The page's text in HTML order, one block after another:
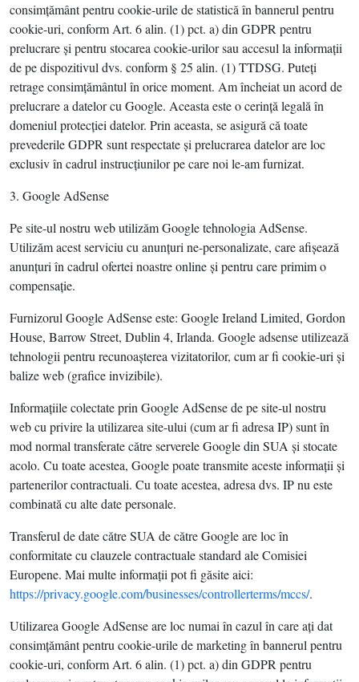
consimţământ pentru cookie-urile de statistică în bannerul pentru
cookie-uri, conform Art. 6 alin. (1) pct. a) din GDPR pentru
prelucrare şi pentru stocarea cookie-urilor sau accesul la informaţii
de pe dispozitivul dvs. conform § 25 alin. (1) TTDSG. Puteţi
retrage consimţământul în orice moment. Am încheiat un acord de
prelucrare a datelor cu Google. Aceasta este o cerinţă legală în
domeniul protecţiei datelor. Prin aceasta, se asigură că toate
prevederile GDPR sunt respectate şi prelucrarea datelor are loc
exclusiv în cadrul instrucţiunilor pe care noi le-am furnizat.
3. Google AdSense
Pe site-ul nostru web utilizăm Google tehnologia AdSense.
Utilizăm acest serviciu cu anunţuri ne-personalizate, care afişează
anunţuri în cadrul ofertei noastre online şi pentru care primim o
compensaţie.
Furnizorul Google AdSense este: Google Ireland Limited, Gordon
House, Barrow Street, Dublin 4, Irlanda. Google adsense utilizează
tehnologii pentru recunoaşterea vizitatorilor, cum ar fi cookie-uri şi
balize web (grafice invizibile).
Informaţiile colectate prin Google AdSense de pe site-ul nostru
web cu privire la utilizarea site-ului (cum ar fi adresa IP) sunt în
mod normal transferate către serverele Google din SUA şi stocate
acolo. Cu toate acestea, Google poate transmite aceste informaţii şi
partenerilor contractuali. Cu toate acestea, adresa dvs. IP nu este
combinată cu alte date personale.
Transferul de date către SUA de către Google are loc în
conformitate cu clauzele contractuale standard ale Comisiei
Europene. Mai multe informaţii pot fi găsite aici:
https://privacy.google.com/businesses/controllerterms/mccs/.
Utilizarea Google AdSense are loc numai în cazul în care aţi dat
consimţământ pentru cookie-urile de marketing în bannerul pentru
cookie-uri, conform Art. 6 alin. (1) pct. a) din GDPR pentru